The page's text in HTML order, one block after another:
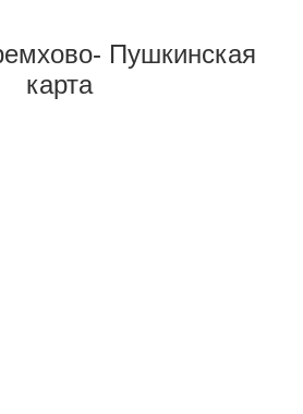
Пушкинская
карта